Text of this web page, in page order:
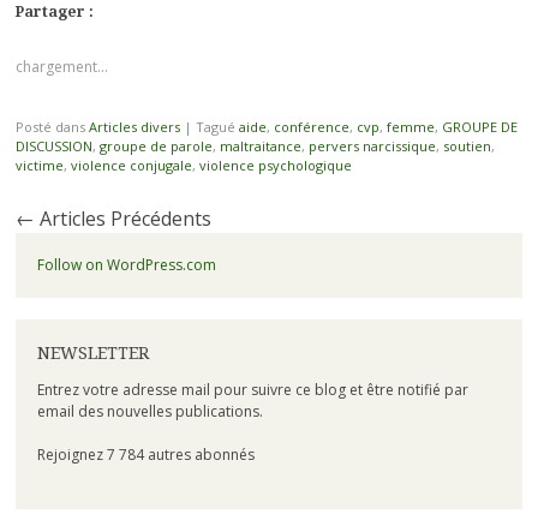
Partager :
chargement…
Posté dans Articles divers | Tagué aide, conférence, cvp, femme, GROUPE DE
DISCUSSION, groupe de parole, maltraitance, pervers narcissique, soutien,
victime, violence conjugale, violence psychologique
← Articles Précédents
Follow on WordPress.com
NEWSLETTER
Entrez votre adresse mail pour suivre ce blog et être notifié par
email des nouvelles publications.
Rejoignez 7 784 autres abonnés